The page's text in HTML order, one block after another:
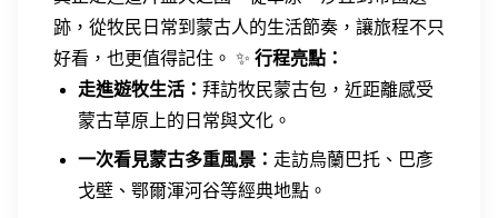
跡，從牧民日常到蒙古人的生活節奏，讓旅程不只
好看，也更值得記住。 ✨ 行程亮點：
走進遊牧生活：拜訪牧民蒙古包，近距離感受
蒙古草原上的日常與文化。
一次看見蒙古多重風景： 走訪烏蘭巴托、巴彥
戈壁、鄂爾渾河谷等經典地點。